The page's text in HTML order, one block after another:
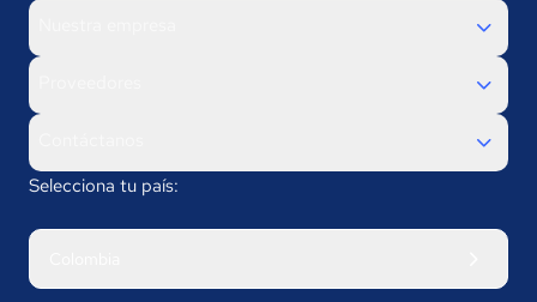
Selecciona tu país: